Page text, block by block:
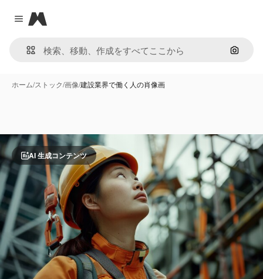
Close menu
Magnific
画像で
ホーム/ストック/画像/建設業界で働く人の肖像画
AI 生成コンテンツ